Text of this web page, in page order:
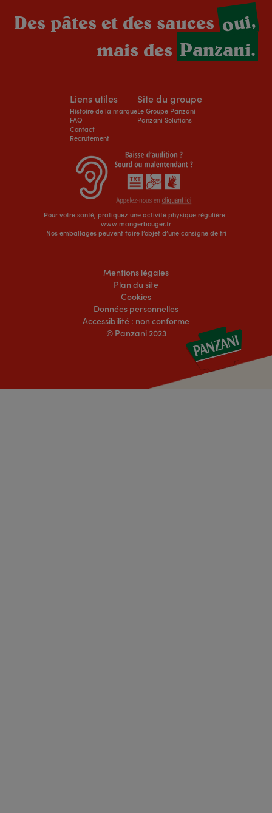
Des pâtes et des saucesoui,
mais des Panzani.
Liens utiles
Histoire de la marque
FAQ
Contact
Recrutement
Site du groupe
Le Groupe Panzani
Panzani Solutions
Pour votre santé, pratiquez une activité physique régulière :
www.mangerbouger.fr
Nos emballages peuvent faire l’objet d’une consigne de tri
Mentions légales
Plan du site
Cookies
Données personnelles
Accessibilité : non conforme
© Panzani 2023